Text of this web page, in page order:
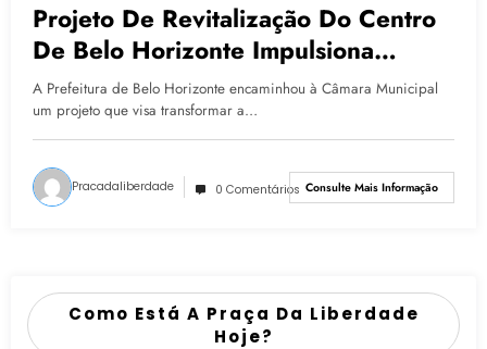
Projeto De Revitalização Do Centro
De Belo Horizonte Impulsiona
Expectativas Do Comércio E Da
Construção Civil
A Prefeitura de Belo Horizonte encaminhou à Câmara Municipal
um projeto que visa transformar a…
Pracadaliberdade 0 Comentários Consulte Mais Informação
Como Está A Praça Da Liberdade
Hoje?